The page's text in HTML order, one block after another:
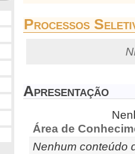
Processos
Apresentação
Área de
Nenhum conteúdo